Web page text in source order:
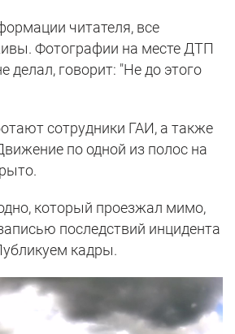
читателя, все
Фотографии на месте ДТП
делал, говорит: "Не до этого
сотрудники ГАИ, а также
по одной из полос на
который проезжал мимо,
последствий инцидента
кадры.